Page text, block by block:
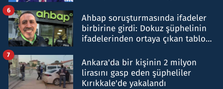
Ahbap soruşturmasında ifadeler
birbirine girdi: Dokuz şüphelinin
ifadelerinden ortaya çıkan tablo
6
Ankara'da bir kişinin 2 milyon
lirasını gasp eden şüpheliler
Kırıkkale'de yakalandı
7